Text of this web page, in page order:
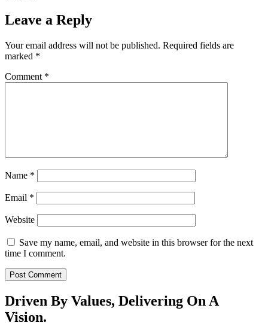
Leave a Reply
Your email address will not be published. Required fields are
marked *
Comment *
Name *
Email *
Website
Save my name, email, and website in this browser for the next
time I comment.
Driven By Values, Delivering On A
Vision.